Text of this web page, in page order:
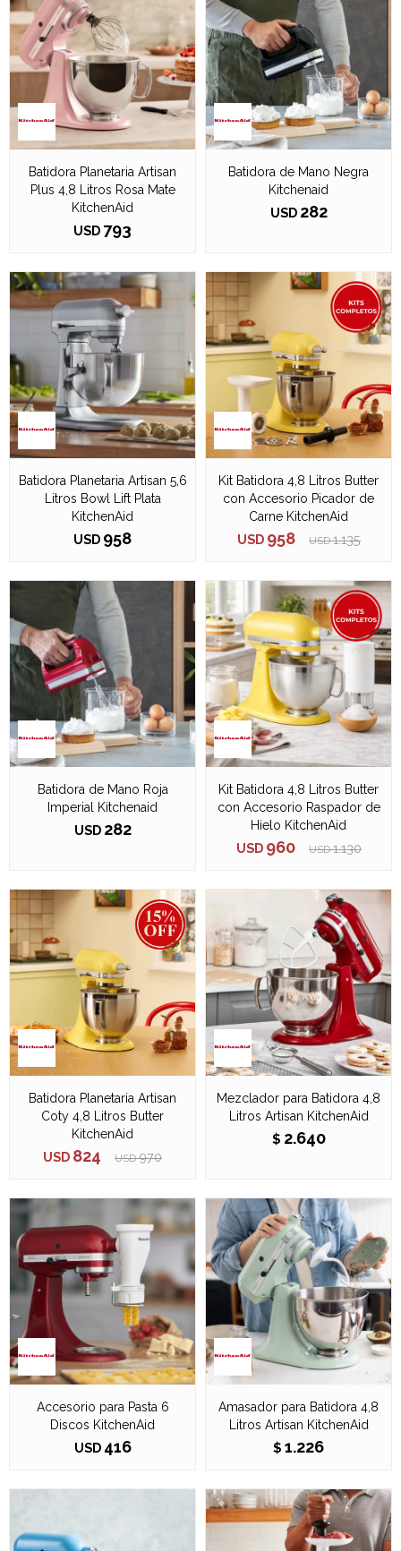
Batidora Planetaria Artisan
Plus 4,8 Litros Rosa Mate
KitchenAid
USD 793
Batidora de Mano Negra
Kitchenaid
USD 282
Batidora Planetaria Artisan 5,6
Litros Bowl Lift Plata
KitchenAid
USD 958
Kit Batidora 4,8 Litros Butter
con Accesorio Picador de
Carne KitchenAid
USD 958 USD 1.135
Batidora de Mano Roja
Imperial Kitchenaid
USD 282
Kit Batidora 4,8 Litros Butter
con Accesorio Raspador de
Hielo KitchenAid
USD 960 USD 1.130
Batidora Planetaria Artisan
Coty 4,8 Litros Butter
KitchenAid
USD 824 USD 970
Mezclador para Batidora 4,8
Litros Artisan KitchenAid
$ 2.640
Accesorio para Pasta 6
Discos KitchenAid
USD 416
Amasador para Batidora 4,8
Litros Artisan KitchenAid
$ 1.226